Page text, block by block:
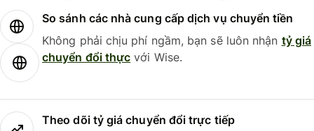
So sánh các nhà cung cấp dịch vụ chuyển tiền
Không phải chịu phí ngầm, bạn sẽ luôn nhận tỷ giá
chuyển đổi thực với Wise.
Theo dõi tỷ giá chuyển đổi trực tiếp